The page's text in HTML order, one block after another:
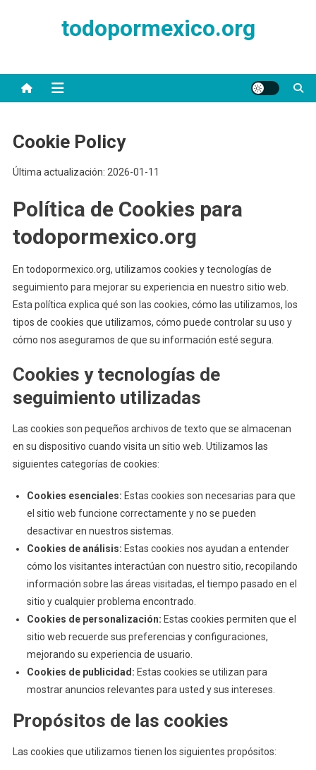
todopormexico.org
Cookie Policy
Última actualización: 2026-01-11
Política de Cookies para
todopormexico.org
En todopormexico.org, utilizamos cookies y tecnologías de
seguimiento para mejorar su experiencia en nuestro sitio web.
Esta política explica qué son las cookies, cómo las utilizamos, los
tipos de cookies que utilizamos, cómo puede controlar su uso y
cómo nos aseguramos de que su información esté segura.
Cookies y tecnologías de
seguimiento utilizadas
Las cookies son pequeños archivos de texto que se almacenan
en su dispositivo cuando visita un sitio web. Utilizamos las
siguientes categorías de cookies:
Cookies esenciales: Estas cookies son necesarias para que
el sitio web funcione correctamente y no se pueden
desactivar en nuestros sistemas.
Cookies de análisis: Estas cookies nos ayudan a entender
cómo los visitantes interactúan con nuestro sitio, recopilando
información sobre las áreas visitadas, el tiempo pasado en el
sitio y cualquier problema encontrado.
Cookies de personalización: Estas cookies permiten que el
sitio web recuerde sus preferencias y configuraciones,
mejorando su experiencia de usuario.
Cookies de publicidad: Estas cookies se utilizan para
mostrar anuncios relevantes para usted y sus intereses.
Propósitos de las cookies
Las cookies que utilizamos tienen los siguientes propósitos: